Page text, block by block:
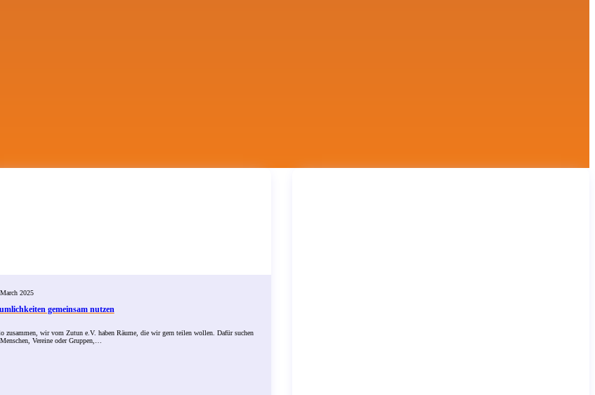
2025
gemeinsam nutzen
zusammen, wir vom Zutun e.V. haben Räume, die wir gern teilen wollen. Dafür suchen
Vereine oder Gruppen,…